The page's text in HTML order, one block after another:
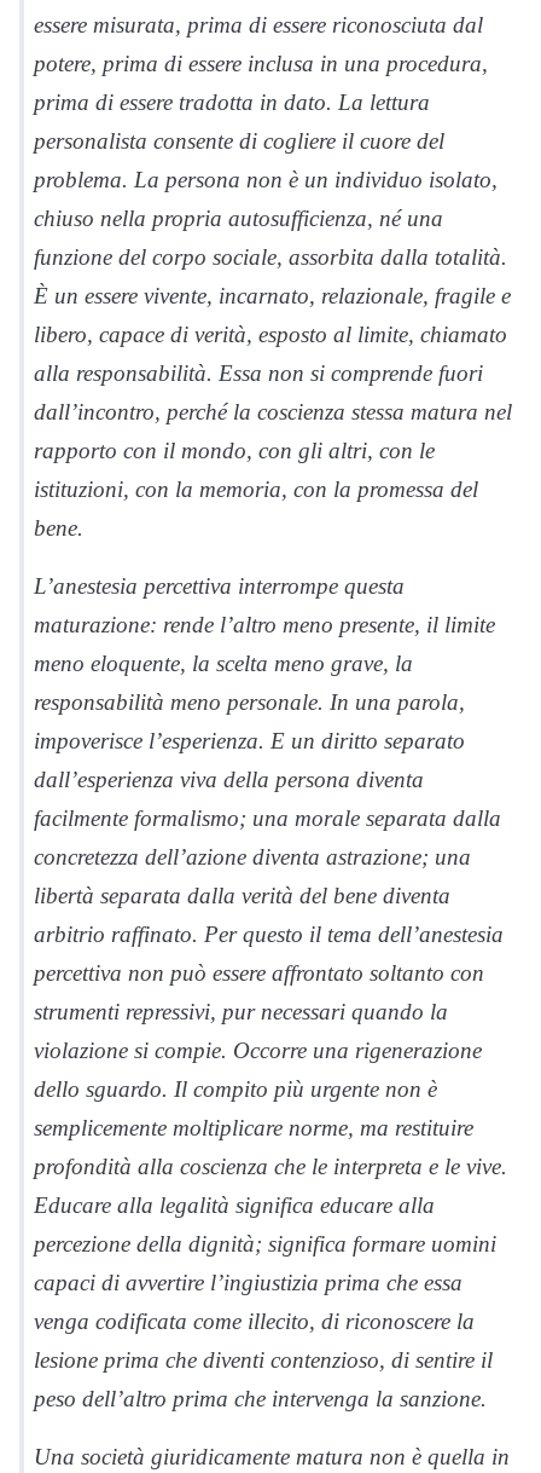
essere misurata, prima di essere riconosciuta dal
potere, prima di essere inclusa in una procedura,
prima di essere tradotta in dato. La lettura
personalista consente di cogliere il cuore del
problema. La persona non è un individuo isolato,
chiuso nella propria autosufficienza, né una
funzione del corpo sociale, assorbita dalla totalità.
È un essere vivente, incarnato, relazionale, fragile e
libero, capace di verità, esposto al limite, chiamato
alla responsabilità. Essa non si comprende fuori
dall’incontro, perché la coscienza stessa matura nel
rapporto con il mondo, con gli altri, con le
istituzioni, con la memoria, con la promessa del
bene.
L’anestesia percettiva interrompe questa
maturazione: rende l’altro meno presente, il limite
meno eloquente, la scelta meno grave, la
responsabilità meno personale. In una parola,
impoverisce l’esperienza. E un diritto separato
dall’esperienza viva della persona diventa
facilmente formalismo; una morale separata dalla
concretezza dell’azione diventa astrazione; una
libertà separata dalla verità del bene diventa
arbitrio raffinato. Per questo il tema dell’anestesia
percettiva non può essere affrontato soltanto con
strumenti repressivi, pur necessari quando la
violazione si compie. Occorre una rigenerazione
dello sguardo. Il compito più urgente non è
semplicemente moltiplicare norme, ma restituire
profondità alla coscienza che le interpreta e le vive.
Educare alla legalità significa educare alla
percezione della dignità; significa formare uomini
capaci di avvertire l’ingiustizia prima che essa
venga codificata come illecito, di riconoscere la
lesione prima che diventi contenzioso, di sentire il
peso dell’altro prima che intervenga la sanzione.
Una società giuridicamente matura non è quella in